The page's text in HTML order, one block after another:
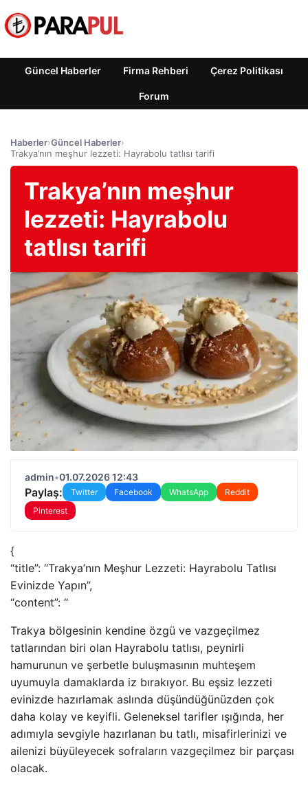
Güncel Haberler Firma Rehberi Çerez Politikası
Forum
Haberler›Güncel Haberler›
Trakya’nın meşhur lezzeti: Hayrabolu tatlısı tarifi
Trakya’nın meşhur
lezzeti: Hayrabolu
tatlısı tarifi
admin•01.07.2026 12:43
Paylaş: Twitter Facebook WhatsApp
Reddit
Pinterest
{
“title”: “Trakya’nın Meşhur Lezzeti: Hayrabolu Tatlısı
Evinizde Yapın”,
“content”: “
Trakya bölgesinin kendine özgü ve vazgeçilmez
tatlarından biri olan Hayrabolu tatlısı, peynirli
hamurunun ve şerbetle buluşmasının muhteşem
uyumuyla damaklarda iz bırakıyor. Bu eşsiz lezzeti
evinizde hazırlamak aslında düşündüğünüzden çok
daha kolay ve keyifli. Geleneksel tarifler ışığında, her
adımıyla sevgiyle hazırlanan bu tatlı, misafirlerinizi ve
ailenizi büyüleyecek sofraların vazgeçilmez bir parçası
olacak.